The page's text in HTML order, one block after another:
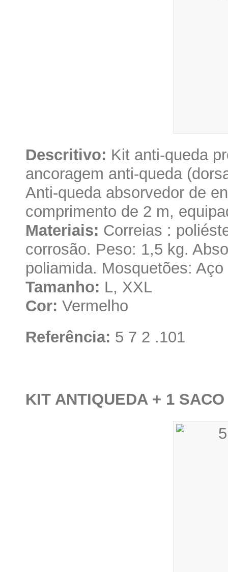
Descritivo: Kit anti-queda
ancoragem anti-queda
Anti-queda absorvedor de
comprimento de 2 m,
Materiais: Correias :
corrosão. Peso: 1,5 kg.
poliamida. Mosquetões:
Tamanho: L, XXL
Cor: Vermelho
Referência: 5 7 2 .101
KIT ANTIQUEDA + 1